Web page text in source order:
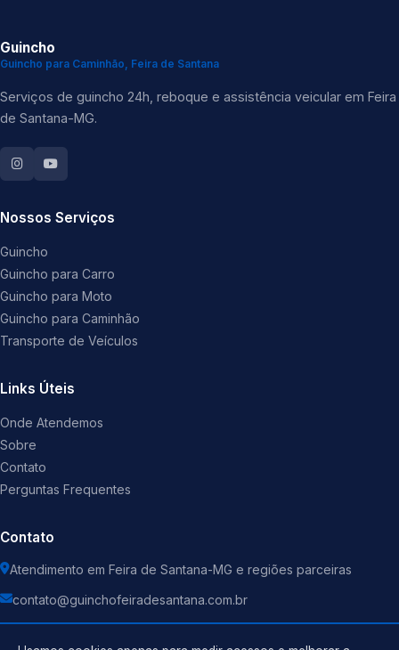
Guincho
Guincho para Caminhão, Feira de Santana
Serviços de guincho 24h, reboque e assistência veicular em Feira
de Santana-MG.
Nossos Serviços
Guincho
Guincho para Carro
Guincho para Moto
Guincho para Caminhão
Transporte de Veículos
Links Úteis
Onde Atendemos
Sobre
Contato
Perguntas Frequentes
Contato
Atendimento em Feira de Santana-MG e regiões parceiras
contato@guinchofeiradesantana.com.br